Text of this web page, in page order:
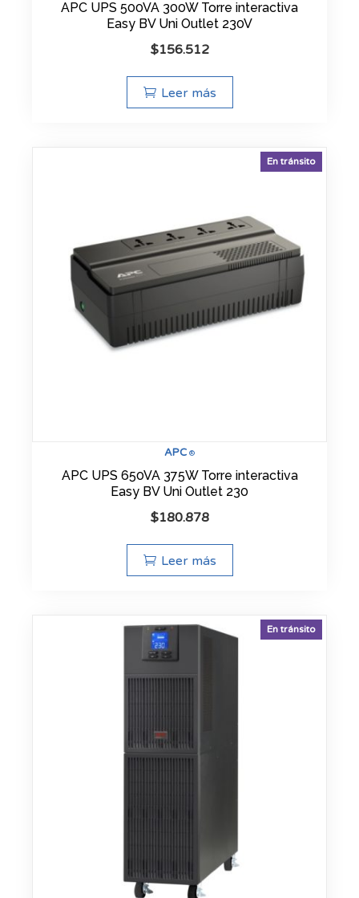
APC UPS 500VA 300W Torre interactiva
Easy BV Uni Outlet 230V
$156.512
Leer más
APC ®
En tránsito
APC UPS 650VA 375W Torre interactiva
Easy BV Uni Outlet 230
$180.878
Leer más
En tránsito